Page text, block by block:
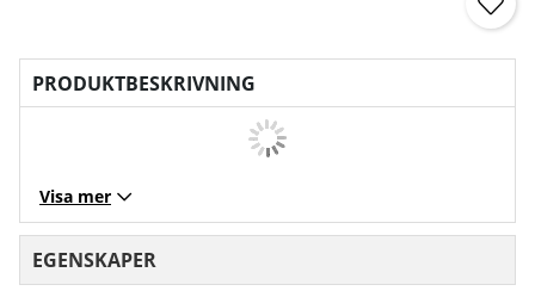
PRODUKTBESKRIVNING
Visa mer
EGENSKAPER